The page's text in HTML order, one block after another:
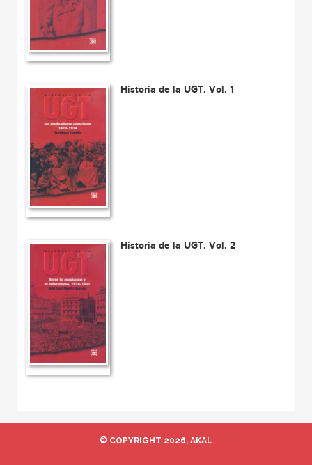
Historia de la UGT. Vol. 1
Historia de la UGT. Vol. 2
© COPYRIGHT 2026, AKAL